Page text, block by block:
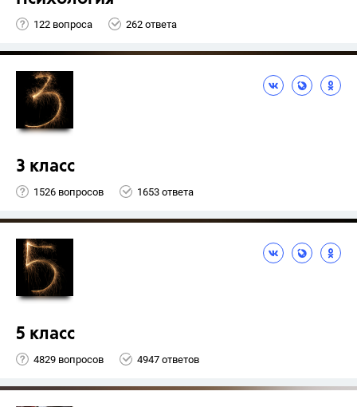
122 вопроса 262 ответа
3 класс
1526 вопросов 1653 ответа
5 класс
4829 вопросов 4947 ответов